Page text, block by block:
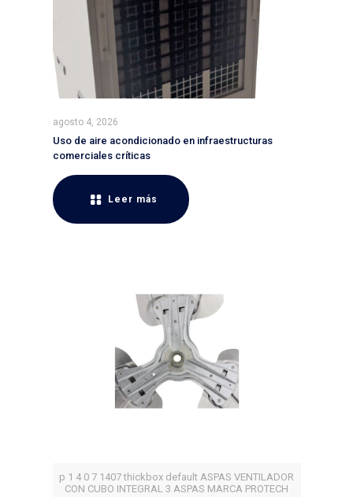
agosto 4, 2026
Uso de aire acondicionado en infraestructuras
comerciales críticas
Leer más
p 1 4 0 7 1407 thickbox default ASPAS VENTILADOR
CON CUBO INTEGRAL 3 ASPAS MARCA PROTECH